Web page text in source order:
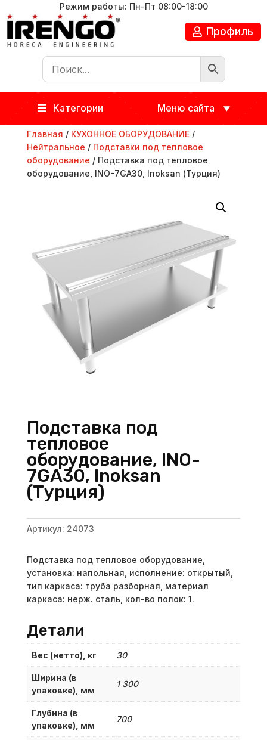
Режим работы: Пн-Пт 08:00-18:00
Профиль
Категории Меню сайта
Главная / КУХОННОЕ ОБОРУДОВАНИЕ/
Нейтральное / Подставки под тепловое
оборудование / Подставка под тепловое
оборудование, INO-7GA30, Inoksan (Турция)
Подставка под
тепловое
оборудование, INO-
7GA30, Inoksan
(Турция)
Артикул: 24073
Подставка под тепловое оборудование,
установка: напольная, исполнение: открытый,
тип каркаса: труба разборная, материал
каркаса: нерж. сталь, кол-во полок: 1.
Детали
Вес (нетто), кг 30
Ширина (в
упаковке), мм
1 300
Глубина (в
упаковке), мм
700